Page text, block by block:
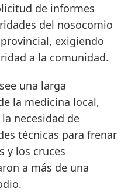
de informes
del nosocomio
exigiendo
a la comunidad.
una larga
la medicina local,
necesidad de
técnicas para frenar
y los cruces
a más de una